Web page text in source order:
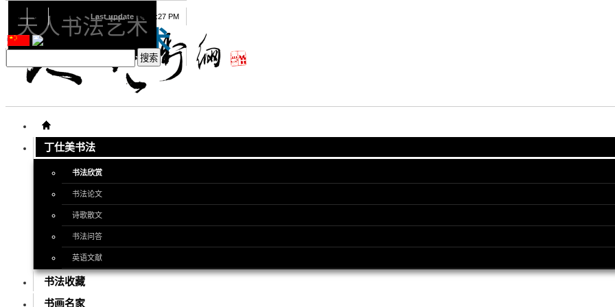
天人书法艺术
丁仕美书法
书法欣赏
书法论文
诗歌散文
书法问答
英语文献
书法收藏
书画名家
08 07 2026 Last update 08:15:27 PM
天人书法艺术